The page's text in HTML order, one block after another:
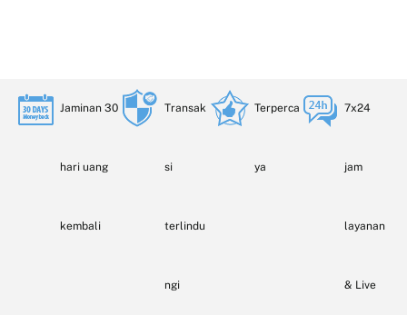
Jaminan 30
hari uang
kembali
Transak
si
terlindu
ngi
Terperca
ya
7x24
jam
layanan
& Live